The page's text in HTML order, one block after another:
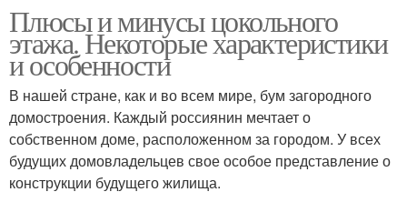
Плюсы и минусы цокольного
этажа. Некоторые характеристики
и особенности
В нашей стране, как и во всем мире, бум загородного
домостроения. Каждый россиянин мечтает о
собственном доме, расположенном за городом. У всех
будущих домовладельцев свое особое представление о
конструкции будущего жилища.